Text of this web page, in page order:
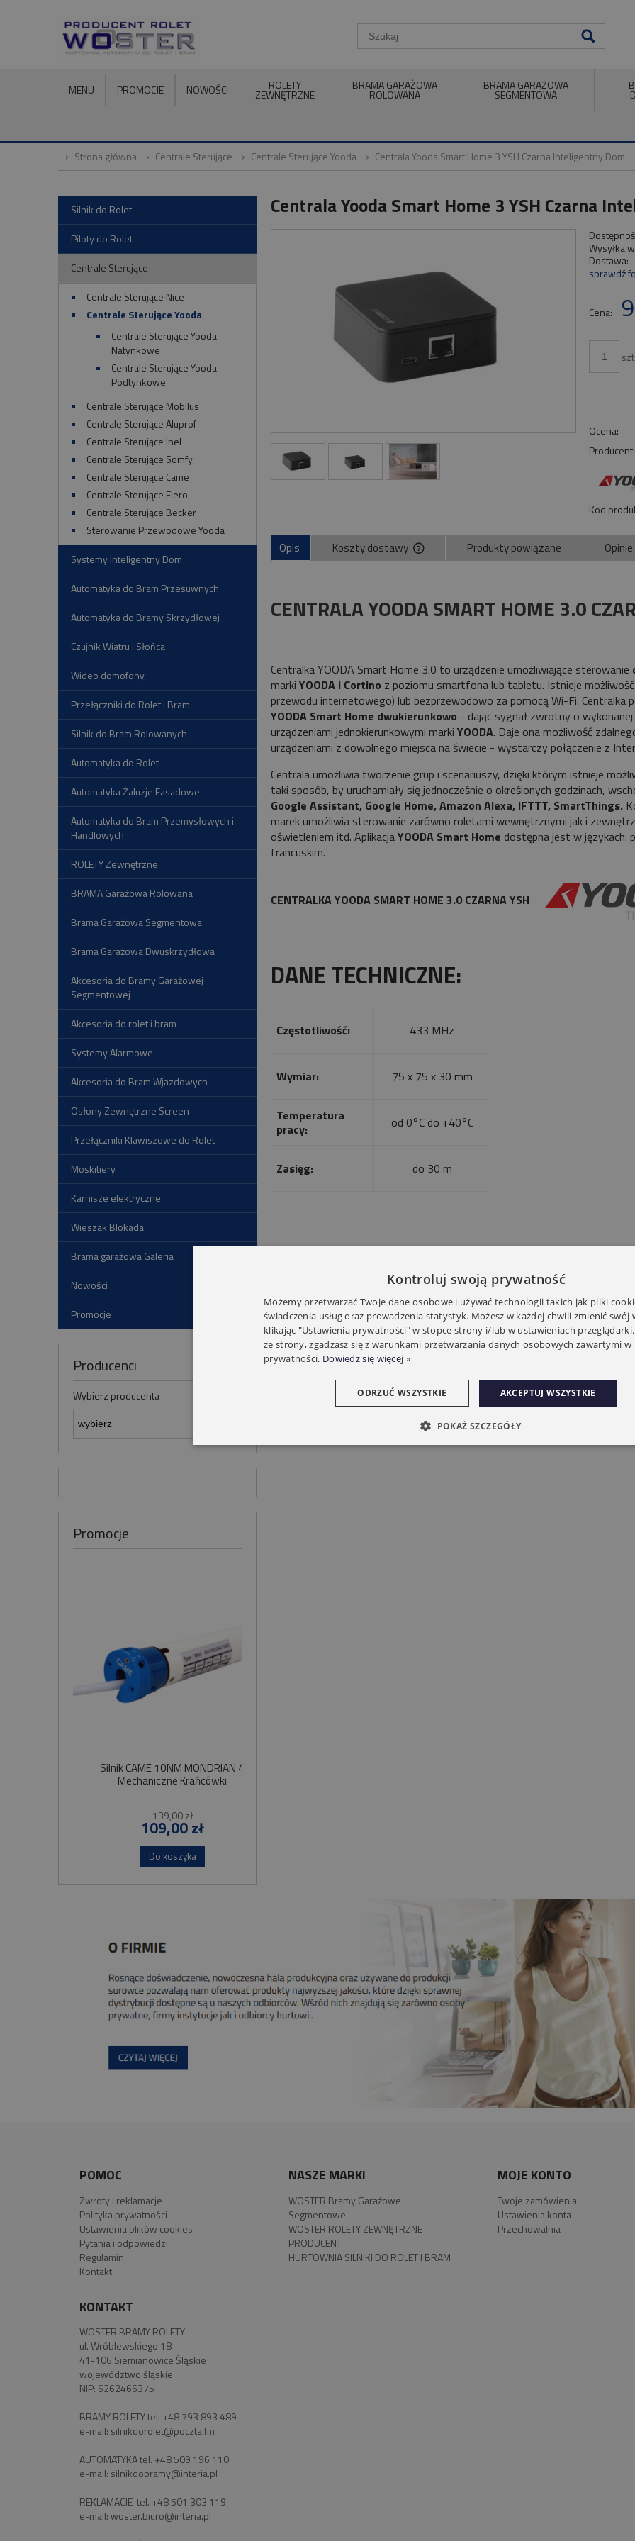
MENU PROMOCJE NOWOŚCI ROLETY
ZEWNĘTRZNE
BRAMA GARAŻOWA
ROLOWANA
BRAMA GARAŻOWA
SEGMENTOWA
Strona główna Centrale Sterujące Centrale Sterujące Yooda Centrala Yooda Smart Home 3 YSH Czarna Inteligentny Dom
Silnik do Rolet
Piloty do Rolet
Centrale Sterujące
Centrale Sterujące Nice
Centrale Sterujące Yooda
Centrale Sterujące Yooda
Natynkowe
Centrale Sterujące Yooda
Podtynkowe
Centrale Sterujące Mobilus
Centrale Sterujące Aluprof
Centrale Sterujące Inel
Centrale Sterujące Somfy
Centrale Sterujące Came
Centrale Sterujące Elero
Centrale Sterujące Becker
Sterowanie Przewodowe Yooda
Systemy Inteligentny Dom
Automatyka do Bram Przesuwnych
Automatyka do Bramy Skrzydłowej
Czujnik Wiatru i Słońca
Wideo domofony
Przełączniki do Rolet i Bram
Silnik do Bram Rolowanych
Automatyka do Rolet
Automatyka Żaluzje Fasadowe
Automatyka do Bram Przemysłowych i
Handlowych
ROLETY Zewnętrzne
BRAMA Garażowa Rolowana
Brama Garażowa Segmentowa
Brama Garażowa Dwuskrzydłowa
Akcesoria do Bramy Garażowej
Segmentowej
Akcesoria do rolet i bram
Systemy Alarmowe
Akcesoria do Bram Wjazdowych
Osłony Zewnętrzne Screen
Przełączniki Klawiszowe do Rolet
Moskitiery
Karnisze elektryczne
Wieszak Blokada
Brama garażowa Galeria
Nowości
Promocje
Producenci
Wybierz producenta
Promocje
Silnik CAME 10NM MONDRIAN 4
Mechaniczne Krańcówki
139,00 zł
109,00 zł
Do koszyka
Centrala Yooda Smart Home 3 YSH Czarna
Wysyłka
Dostawa:
sprawdź
Cena:
Ocena:
Producent:
Kod
Opis Koszty dostawy Produkty powiązane
CENTRALA YOODA SMART HOME 3.0
Centralka YOODA Smart Home 3.0 to urządzenie umożliwiające sterowanie
marki YOODA i Cortino z poziomu smartfona lub tabletu. Istnieje
przewodu internetowego) lub bezprzewodowo za pomocą Wi-Fi. Centralka
YOODA Smart Home dwukierunkowo - dając sygnał zwrotny o
urządzeniami jednokierunkowymi marki YOODA. Daje ona możliwość
urządzeniami z dowolnego miejsca na świecie - wystarczy połączenie z
Centrala umożliwia tworzenie grup i scenariuszy, dzięki którym istnieje
taki sposób, by uruchamiały się jednocześnie o określonych godzinach,
Google Assistant, Google Home, Amazon Alexa, IFTTT, SmartThings.
marek umożliwia sterowanie zarówno roletami wewnętrznymi jak i
oświetleniem itd. AplikacjaYOODA Smart Home dostępna jest w językach:
francuskim.
CENTRALKA YOODA SMART HOME 3.0 CZARNA YSH
DANE TECHNICZNE:
Częstotliwość: 433 MHz
Wymiar: 75 x 75 x 30 mm
Temperatura
pracy:
od 0°C do +40°C
Zasięg: do 30 m
POMOC
Zwroty i reklamacje
Polityka prywatności
Ustawienia plików cookies
Pytania i odpowiedzi
Regulamin
Kontakt
NASZE MARKI
WOSTER Bramy Garażowe
Segmentowe
WOSTER ROLETY ZEWNĘTRZNE
PRODUCENT
HURTOWNIA SILNIKI DO ROLET I BRAM
MOJE KONTO
Twoje zamówienia
Ustawienia konta
Przechowalnia
KONTAKT
WOSTER BRAMY ROLETY
ul. Wróblewskiego 18
41-106 Siemianowice Śląskie
województwo śląskie
NIP: 6262466375
BRAMY ROLETY tel: +48 793 893 489
e-mail: silnikdorolet@poczta.fm
AUTOMATYKA tel. +48 509 196 110
e-mail: silnikdobramy@interia.pl
REKLAMACJE tel. +48 501 303 119
e-mail:woster.biuro@interia.pl
Kontroluj swoją prywatność
Możemy przetwarzać Twoje dane osobowe i używać technologii takich jak pliki
świadczenia usług oraz prowadzenia statystyk. Możesz w każdej chwili zmienić swój
klikając "Ustawienia prywatności" w stopce strony i/lub w ustawieniach
ze strony, zgadzasz się z warunkami przetwarzania danych osobowych zawartymi
prywatności. Dowiedz się więcej »
AKCEPTUJ WSZYSTKIE
ODRZUĆ WSZYSTKIE
POKAŻ SZCZEGÓŁY